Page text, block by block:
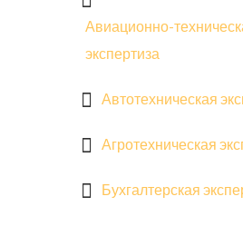
Авиационно-
экспертиза
Автотехническая
Агротехническая
Бухгалтерская